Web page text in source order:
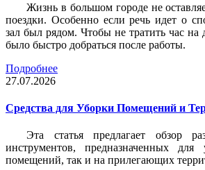
Жизнь в большом городе не
поездки. Особенно если речь идет о
зал был рядом. Чтобы не тратить час
было быстро добраться после работы.
Подробнее
27.07.2026
Средства для Уборки Помещений и
Эта статья предлагает обзор
инструментов, предназначенных
помещений, так и на прилегающих